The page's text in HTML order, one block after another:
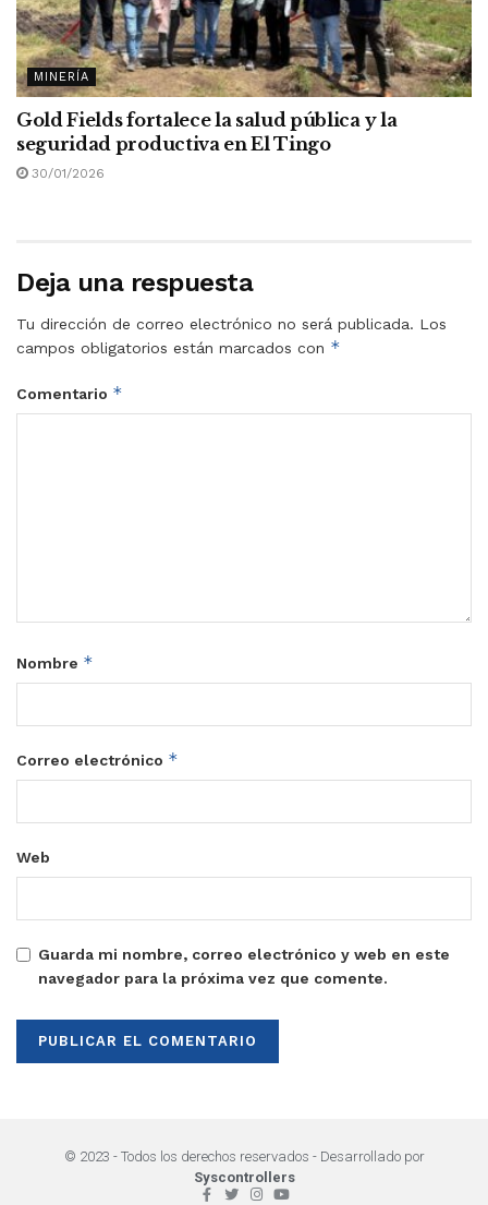
MINERÍA
Gold Fields fortalece la salud pública y la
seguridad productiva en El Tingo
30/01/2026
Deja una respuesta
Tu dirección de correo electrónico no será publicada. Los
campos obligatorios están marcados con *
Comentario *
Nombre *
Correo electrónico *
Web
Guarda mi nombre, correo electrónico y web en este
navegador para la próxima vez que comente.
© 2023 - Todos los derechos reservados - Desarrollado por
Syscontrollers